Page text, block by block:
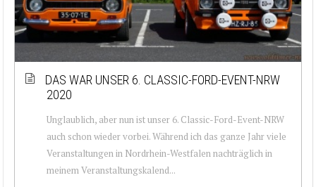
DAS WAR UNSER 6. CLASSIC-FORD-EVENT-NRW
2020
Unglaublich, aber nun ist unser 6. Classic-Ford-Event-NRW
auch schon wieder vorbei. Während ich das ganze Jahr viele
Veranstaltungen in Nordrhein-Westfalen nachträglich in
meinem Veranstaltungskalend...